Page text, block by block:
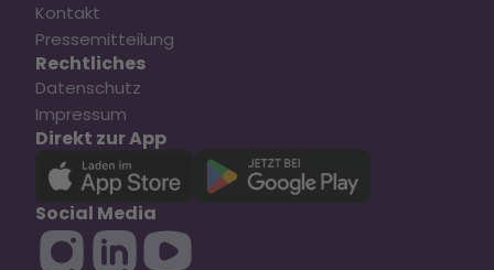
Kontakt
Pressemitteilung
Rechtliches
Datenschutz
Impressum
Direkt zur App
Social Media